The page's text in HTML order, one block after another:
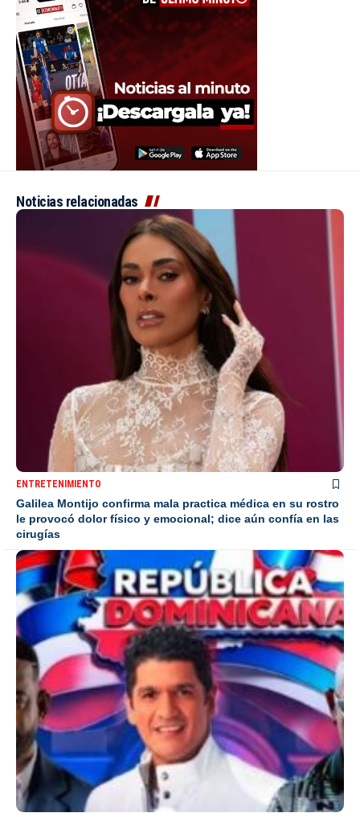
Noticias relacionadas
ENTRETENIMIENTO
Galilea Montijo confirma mala practica médica en su rostro
le provocó dolor físico y emocional; dice aún confía en las
cirugías